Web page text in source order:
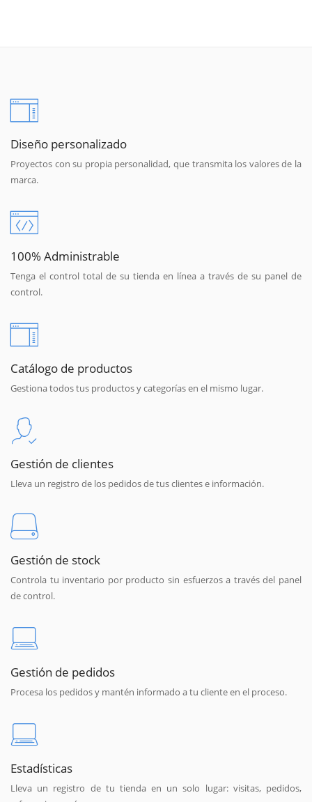
Diseño personalizado
Proyectos con su propia personalidad, que transmita los valores de la
marca.
100% Administrable
Tenga el control total de su tienda en línea a través de su panel de
control.
Catálogo de productos
Gestiona todos tus productos y categorías en el mismo lugar.
Gestión de clientes
Lleva un registro de los pedidos de tus clientes e información.
Gestión de stock
Controla tu inventario por producto sin esfuerzos a través del panel
de control.
Gestión de pedidos
Procesa los pedidos y mantén informado a tu cliente en el proceso.
Estadísticas
Lleva un registro de tu tienda en un solo lugar: visitas, pedidos,